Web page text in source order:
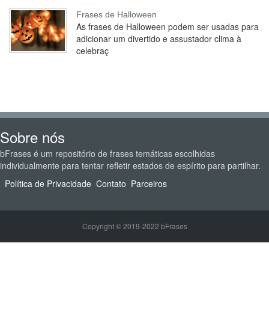
Frases de Halloween
As frases de Halloween podem ser usadas para
adicionar um divertido e assustador clima à
celebraç
Sobre nós
bFrases é um repositório de frases temáticas escolhidas
individualmente para tentar refletir estados de espírito para partilhar.
Política de Privacidade Contato Parceiros
Copyright © 2019-2022 bFrases